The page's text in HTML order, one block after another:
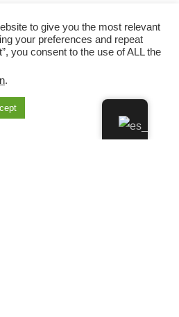
to give you the most relevant
your preferences and repeat
you consent to the use of ALL the
.